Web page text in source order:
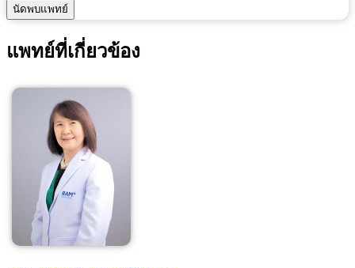
แพทย์ที่เกี่ยวข้อง